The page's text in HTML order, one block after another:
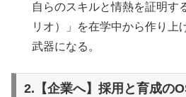
自らのスキルと情熱を証明す
リオ）」を在学中から作り上
武器になる。
2.【企業へ】採用と育成の